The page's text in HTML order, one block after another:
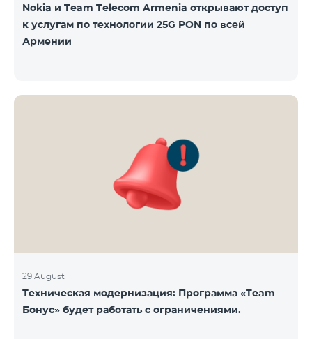
Nokia и Team Telecom Armenia открывают доступ
к услугам по технологии 25G PON по всей
Армении
29 August
Техническая модернизация: Программа «Team
Бонус» будет работать с ограничениями.